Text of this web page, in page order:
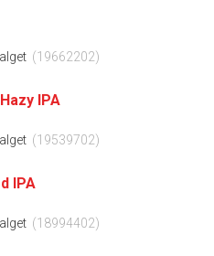
(19662202)
IPA
(19539702)
IPA
(18994402)